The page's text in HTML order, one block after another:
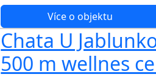
Více o objektu
Chata U
500 m wellnes